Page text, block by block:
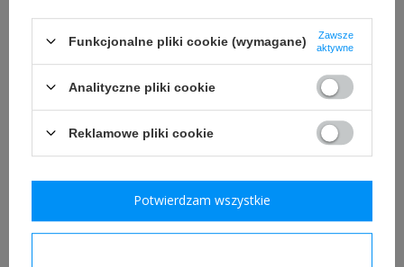
wczesna - srebrna
wczesna - złota
25,00 zł
Funkcjonalne pliki cookie (wymagane)
Zawsze
aktywne
Analityczne pliki cookie
Reklamowe pliki cookie
Potwierdzam wszystkie